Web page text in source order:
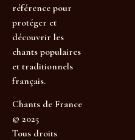
référence pour
protéger et
découvrir les
chants populaires
et traditionnels
français.
Chants de France
© 2025
Tous droits